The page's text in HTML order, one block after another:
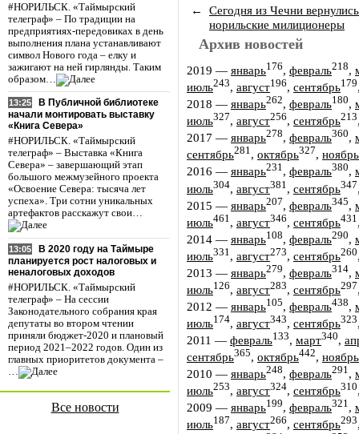
#НОРИЛЬСК. «Таймырский
телеграф» – По традиции на
предприятиях-передовиках в день
выполнения плана устанавливают
символ Нового года – елку и
зажигают на ней гирлянды. Таким
образом…
13:25
В Публичной библиотеке
начали монтировать выставку
«Книга Севера»
#НОРИЛЬСК. «Таймырский
телеграф» – Выставка «Книга
Севера» – завершающий этап
большого межмузейного проекта
«Освоение Севера: тысяча лет
успеха». Три сотни уникальных
артефактов расскажут свои…
13:05
В 2020 году на Таймыре
планируется рост налоговых и
неналоговых доходов
#НОРИЛЬСК. «Таймырский
телеграф» – На сессии
Законодательного собрания края
депутаты во втором чтении
приняли бюджет-2020 и плановый
период 2021–2022 годов. Один из
главных приоритетов документа –
…
Все новости
←
Сегодня из Чечни вернулись
норильские милиционеры
Архив новостей
2019 — январь176, февраль218,
июль243, август196, сентябрь179
2018 — январь262, февраль180,
июль327, август256, сентябрь213
2017 — январь278, февраль360,
сентябрь281, октябрь327, ноябрь
2016 — январь231, февраль380,
июль304, август381 , сентябрь347
2015 — январь207, февраль345,
июль461 , август346, сентябрь431
2014 — январь108, февраль290,
июль331 , август273, сентябрь260
2013 — январь279, февраль314,
июль126, август283, сентябрь297
2012 — январь105, февраль438,
июль174, август343, сентябрь323
2011 — февраль133, март340,
сентябрь365, октябрь442, ноябрь
2010 — январь248, февраль291,
июль253, август324, сентябрь310
2009 — январь199, февраль321,
июль187, август266, сентябрь293